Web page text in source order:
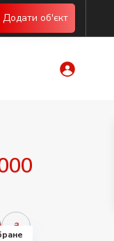
Додати об'єкт
₴